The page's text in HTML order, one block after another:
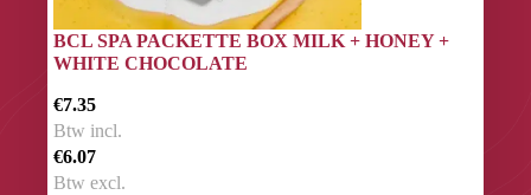
BCL SPA PACKETTE BOX MILK + HONEY +
WHITE CHOCOLATE
€7.35
Btw incl.
€6.07
Btw excl.